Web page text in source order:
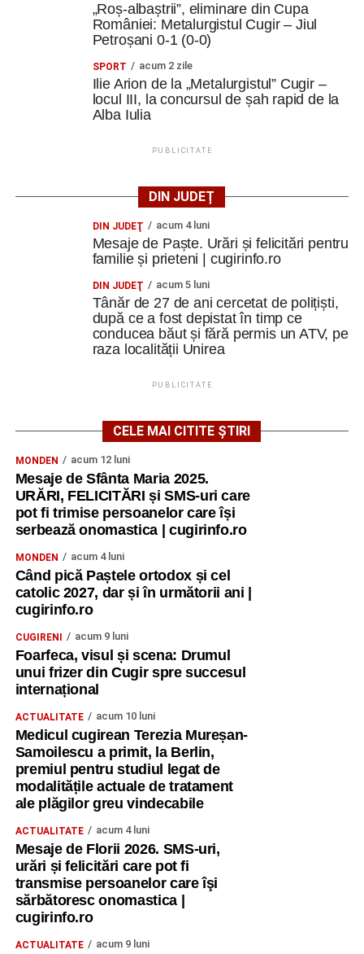
„Roș-albaștrii”, eliminare din Cupa
României: Metalurgistul Cugir – Jiul
Petroșani 0-1 (0-0)
SPORT acum 2 zile
Ilie Arion de la „Metalurgistul” Cugir –
locul III, la concursul de șah rapid de la
Alba Iulia
PUBLICITATE
DIN JUDEȚ
DIN JUDEŢ acum 4 luni
Mesaje de Paște. Urări și felicitări pentru
familie și prieteni | cugirinfo.ro
DIN JUDEŢ acum 5 luni
Tânăr de 27 de ani cercetat de polițiști,
după ce a fost depistat în timp ce
conducea băut și fără permis un ATV, pe
raza localității Unirea
PUBLICITATE
CELE MAI CITITE ȘTIRI
MONDEN acum 12 luni
Mesaje de Sfânta Maria 2025.
URĂRI, FELICITĂRI și SMS-uri care
pot fi trimise persoanelor care își
serbează onomastica | cugirinfo.ro
MONDEN acum 4 luni
Când pică Paștele ortodox și cel
catolic 2027, dar și în următorii ani |
cugirinfo.ro
CUGIRENI acum 9 luni
Foarfeca, visul și scena: Drumul
unui frizer din Cugir spre succesul
internațional
ACTUALITATE acum 10 luni
Medicul cugirean Terezia Mureșan-
Samoilescu a primit, la Berlin,
premiul pentru studiul legat de
modalitățile actuale de tratament
ale plăgilor greu vindecabile
ACTUALITATE acum 4 luni
Mesaje de Florii 2026. SMS-uri,
urări și felicitări care pot fi
transmise persoanelor care îşi
sărbătoresc onomastica |
cugirinfo.ro
ACTUALITATE acum 9 luni